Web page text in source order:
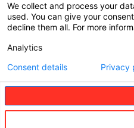
We collect and process your
used. You can give your
decline them all. For more
Analytics
Consent details Privacy